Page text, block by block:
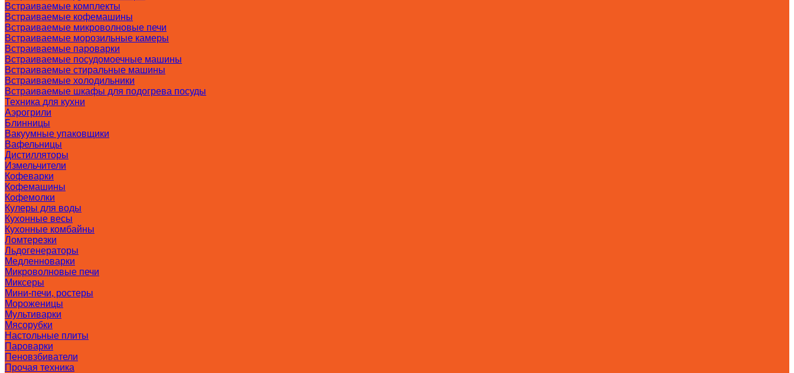
Встраиваемые комплекты
Встраиваемые кофемашины
Встраиваемые микроволновые печи
Встраиваемые морозильные камеры
Встраиваемые пароварки
Встраиваемые посудомоечные машины
Встраиваемые стиральные машины
Встраиваемые холодильники
Встраиваемые шкафы для подогрева посуды
Техника для кухни
Аэрогрили
Блинницы
Вакуумные упаковщики
Вафельницы
Дистилляторы
Измельчители
Кофеварки
Кофемашины
Кофемолки
Кулеры для воды
Кухонные весы
Кухонные комбайны
Ломтерезки
Льдогенераторы
Медленноварки
Микроволновые печи
Миксеры
Мини-печи, ростеры
Мороженицы
Мультиварки
Мясорубки
Настольные плиты
Пароварки
Пеновзбиватели
Прочая техника